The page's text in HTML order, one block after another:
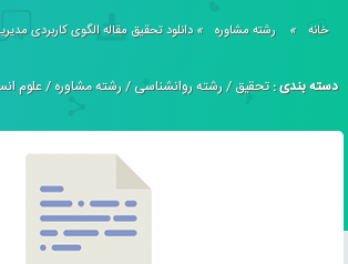
خانه » رشته مشاوره »دانلود تحقیق مقاله الگوی كاربردی
دسته بندی :تحقیق/رشته روانشناسی/رشته مشاوره/علوم